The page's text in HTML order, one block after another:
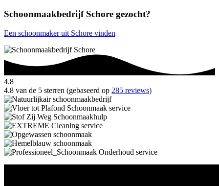
Schoonmaakbedrijf Schore gezocht?
Een schoonmaker uit Schore vinden
4.8
4.8 van de 5 sterren (gebaseerd op 285 reviews)